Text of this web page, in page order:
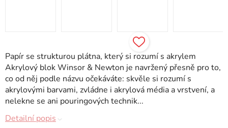
Papír se strukturou plátna, který si rozumí s akrylem
Akrylový blok Winsor & Newton je navržený přesně pro to,
co od něj podle názvu očekáváte: skvěle si rozumí s
akrylovými barvami, zvládne i akrylová média a vrstvení, a
nelekne se ani pouringových technik...
Detailní popis